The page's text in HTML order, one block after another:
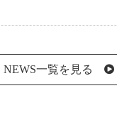
NEWS一覧を見る